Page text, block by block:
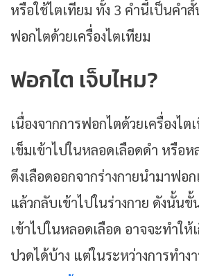
หรือใช้ไตเทียม ทั้ง 3 คำนี้เป็นคำสั้้
ฟอกไตด้วยเครื่องไตเทียม
ฟอกไต เจ็บไหม?
เนื่องจากการฟอกไตด้วยเครื่องไ
เข็มเข้าไปในหลอดเลือดดำ หรือ
ดึงเลือดออกจากร่างกายนำมาฟอ
แล้วกลับเข้าไปในร่างกาย ดังนั้น
เข้าไปในหลอดเลือด อาจจะทำให้
ปวดได้บ้าง แต่ในระหว่างการทำง